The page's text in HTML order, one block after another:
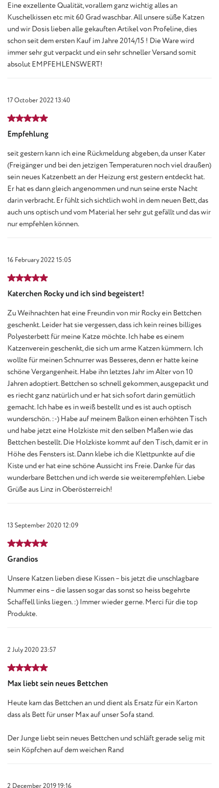
Eine exzellente Qualität, vorallem ganz wichtig alles an
Kuschelkissen etc mit 60 Grad waschbar. All unsere süße Katzen
und wir Dosis lieben alle gekauften Artikel von Profeline, dies
schon seit dem ersten Kauf im Jahre 2014/15 ! Die Ware wird
immer sehr gut verpackt und ein sehr schneller Versand somit
absolut EMPFEHLENSWERT!
17 October 2022 13:40
Review with rating of 5 out of 5 stars
Empfehlung
seit gestern kann ich eine Rückmeldung abgeben, da unser Kater
(Freigänger und bei den jetzigen Temperaturen noch viel draußen)
sein neues Katzenbett an der Heizung erst gestern entdeckt hat.
Er hat es dann gleich angenommen und nun seine erste Nacht
darin verbracht. Er fühlt sich sichtlich wohl in dem neuen Bett, das
auch uns optisch und vom Material her sehr gut gefällt und das wir
nur empfehlen können.
16 February 2022 15:05
Review with rating of 5 out of 5 stars
Katerchen Rocky und ich sind begeistert!
Zu Weihnachten hat eine Freundin von mir Rocky ein Bettchen
geschenkt. Leider hat sie vergessen, dass ich kein reines billiges
Polyesterbett für meine Katze möchte. Ich habe es einem
Katzenverein geschenkt, die sich um arme Katzen kümmern. Ich
wollte für meinen Schnurrer was Besseres, denn er hatte keine
schöne Vergangenheit. Habe ihn letztes Jahr im Alter von 10
Jahren adoptiert. Bettchen so schnell gekommen, ausgepackt und
es riecht ganz natürlich und er hat sich sofort darin gemütlich
gemacht. Ich habe es in weiß bestellt und es ist auch optisch
wunderschön. :-) Habe auf meinem Balkon einen erhöhten Tisch
und habe jetzt eine Holzkiste mit den selben Maßen wie das
Bettchen bestellt. Die Holzkiste kommt auf den Tisch, damit er in
Höhe des Fensters ist. Dann klebe ich die Klettpunkte auf die
Kiste und er hat eine schöne Aussicht ins Freie. Danke für das
wunderbare Bettchen und ich werde sie weiterempfehlen. Liebe
Grüße aus Linz in Oberösterreich!
13 September 2020 12:09
Review with rating of 5 out of 5 stars
Grandios
Unsere Katzen lieben diese Kissen – bis jetzt die unschlagbare
Nummer eins – die lassen sogar das sonst so heiss begehrte
Schaffell links liegen. :) Immer wieder gerne. Merci für die top
Produkte.
2 July 2020 23:57
Review with rating of 5 out of 5 stars
Max liebt sein neues Bettchen
Heute kam das Bettchen an und dient als Ersatz für ein Karton
dass als Bett für unser Max auf unser Sofa stand.
Der Junge liebt sein neues Bettchen und schläft gerade selig mit
sein Köpfchen auf dem weichen Rand
2 December 2019 19:16